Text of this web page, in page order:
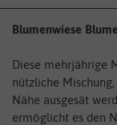
Blumenwiese
Diese mehrjährige
nützliche
Nähe ausgesät
ermöglicht es den